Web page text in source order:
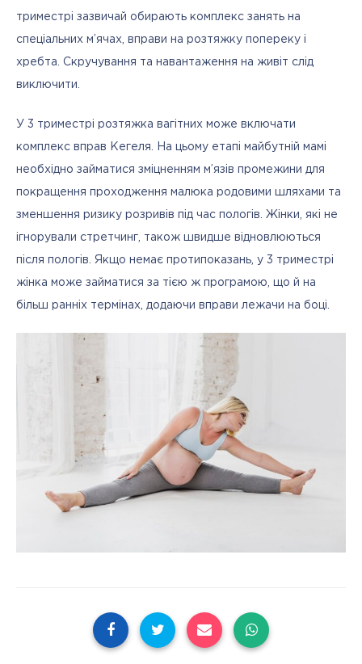
триместрі зазвичай обирають комплекс занять на
спеціальних м’ячах, вправи на розтяжку попереку і
хребта. Скручування та навантаження на живіт слід
виключити.
У 3 триместрі розтяжка вагітних може включати
комплекс вправ Кегеля. На цьому етапі майбутній мамі
необхідно займатися зміцненням м’язів промежини для
покращення проходження малюка родовими шляхами та
зменшення ризику розривів під час пологів. Жінки, які не
ігнорували стретчинг, також швидше відновлюються
після пологів. Якщо немає протипоказань, у 3 триместрі
жінка може займатися за тією ж програмою, що й на
більш ранніх термінах, додаючи вправи лежачи на боці.